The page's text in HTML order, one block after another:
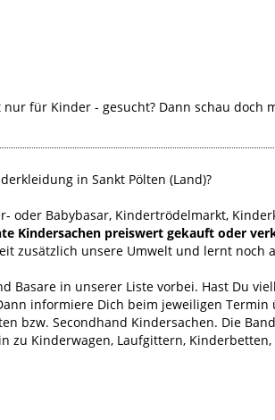
für Kinder - gesucht? Dann schau doch
in Sankt Pölten (Land)?
oder Babybasar, Kindertrödelmarkt,
Kindersachen preiswert gekauft oder
zusätzlich unsere Umwelt und lernt noch
Basare in unserer Liste vorbei. Hast Du
informiere Dich beim jeweiligen
bzw. Secondhand Kindersachen. Die
zu Kinderwagen, Laufgittern,